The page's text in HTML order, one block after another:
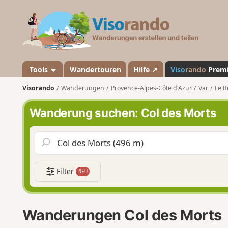
a
n
d
o
Tools Wandertouren Hilfe ↗ Visorando
Visorando Wanderungen Provence-Alpes-Côte d'Azur Var Le
Wanderung suchen: Col des Morts
Filter NEU
Wanderungen Col des Morts